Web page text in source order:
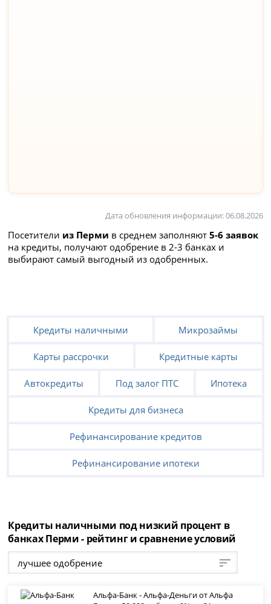
Дата обновления информации: 06.08.2026
Посетители из Перми в среднем заполняют5-6 заявок
на кредиты, получают одобрение в 2-3 банках и
выбирают самый выгодный из одобренных.
Кредиты наличными Микрозаймы
Карты рассрочки Кредитные карты
Автокредиты Под залог ПТС Ипотека
Кредиты для бизнеса
Рефинансирование кредитов
Рефинансирование ипотеки
Кредиты наличными под низкий процент в
банках Перми - рейтинг и сравнение условий
лучшее одобрение
Альфа-Банк - Альфа-Деньги от Альфа